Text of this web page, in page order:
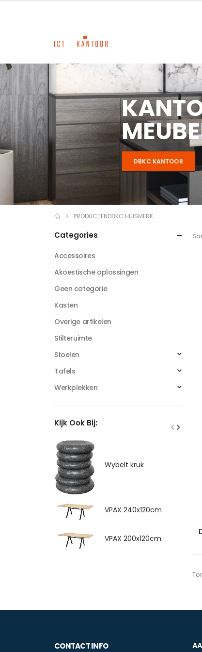
DBKC KANTOOR
PRODUCTENDBKC HUISMERK
Categories
Accessoires
Akoestische oplossingen
Geen categorie
Kasten
Overige artikelen
Stilteruimte
Stoelen
Tafels
Werkplekken
Kijk Ook Bij:
Wybelt kruk
VPAX 240x120cm
VPAX 200x120cm
CONTACT INFO